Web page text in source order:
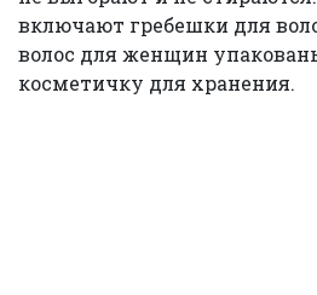
включают гребешки для
волос для женщин
косметичку для хранения.